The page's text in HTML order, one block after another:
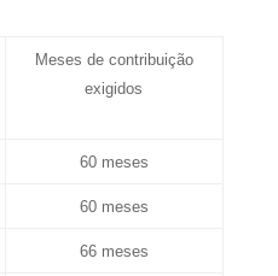
Meses de contribuição
exigidos
60 meses
60 meses
66 meses